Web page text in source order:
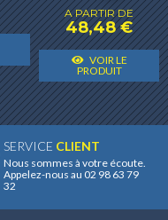
Ce
produit
a
plusieurs
variantes.
Les
options
être
A PARTIR DE
48,48€
VOIR LE
PRODUIT
a
SERVICE CLIENT
Nous sommes à votre écoute.
Appelez-nous au 02 98 63 79
32